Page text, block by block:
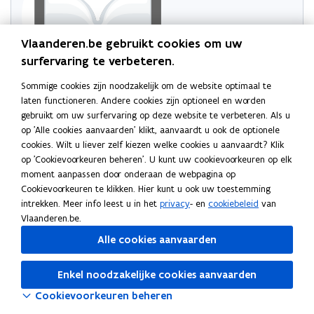
Probeer de pagina opnieuw te laden
Indien dit niet lukt, wacht even en probeer opnieuw
Vlaanderen.be gebruikt cookies om uw
surfervaring te verbeteren.
Sommige cookies zijn noodzakelijk om de website optimaal te
laten functioneren. Andere cookies zijn optioneel en worden
gebruikt om uw surfervaring op deze website te verbeteren. Als u
op 'Alle cookies aanvaarden' klikt, aanvaardt u ook de optionele
cookies. Wilt u liever zelf kiezen welke cookies u aanvaardt? Klik
op 'Cookievoorkeuren beheren'. U kunt uw cookievoorkeuren op elk
moment aanpassen door onderaan de webpagina op
Cookievoorkeuren te klikken. Hier kunt u ook uw toestemming
intrekken. Meer info leest u in het privacy- en cookiebeleid van
Vlaanderen.be.
Alle cookies aanvaarden
Enkel noodzakelijke cookies aanvaarden
Cookievoorkeuren beheren